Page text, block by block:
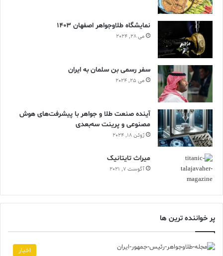
نمایشگاه طلاوجواهر اصفهان 1403
می 28, 2024
سفر رسمی بن سلمان به ایران
می 25, 2024
آینده صنعت طلا و جواهر با پیشرفت‌های هوش
مصنوعی و پرینت سه‌بعدی
ژوئن 18, 2024
ميراث تايتانيک
آگوست 7, 2021
پر خواننده ترین ها
اخبار